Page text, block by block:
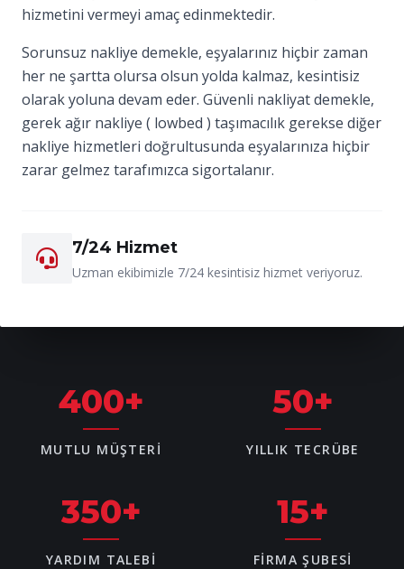
hizmetini vermeyi amaç edinmektedir.
Sorunsuz nakliye demekle, eşyalarınız hiçbir zaman
her ne şartta olursa olsun yolda kalmaz, kesintisiz
olarak yoluna devam eder. Güvenli nakliyat demekle,
gerek ağır nakliye ( lowbed ) taşımacılık gerekse diğer
nakliye hizmetleri doğrultusunda eşyalarınıza hiçbir
zarar gelmez tarafımızca sigortalanır.
7/24 Hizmet
Uzman ekibimizle 7/24 kesintisiz hizmet veriyoruz.
400+
MUTLU MÜŞTERI
50+
YILLIK TECRÜBE
350+
YARDIM TALEBI
15+
FIRMA ŞUBESI